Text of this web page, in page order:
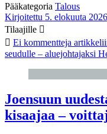
Pääkategoria Talous
Kirjoitettu 5. elokuuta
Tilaajille
Ei kommentteja
seudulle – aluejohtajaksi
Joensuun
kisaajaa –